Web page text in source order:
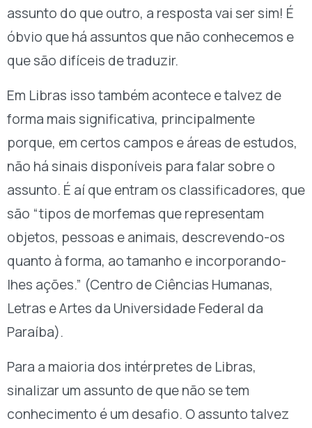
assunto do que outro, a resposta vai ser sim! É
óbvio que há assuntos que não conhecemos e
que são difíceis de traduzir.
Em Libras isso também acontece e talvez de
forma mais significativa, principalmente
porque, em certos campos e áreas de estudos,
não há sinais disponíveis para falar sobre o
assunto. É aí que entram os classificadores, que
são “tipos de morfemas que representam
objetos, pessoas e animais, descrevendo-os
quanto à forma, ao tamanho e incorporando-
lhes ações.” (Centro de Ciências Humanas,
Letras e Artes da Universidade Federal da
Paraíba).
Para a maioria dos intérpretes de Libras,
sinalizar um assunto de que não se tem
conhecimento é um desafio. O assunto talvez